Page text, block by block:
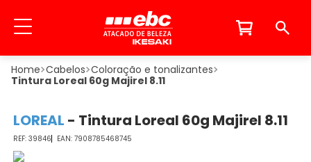
Cabelos Coloração e tonalizantes
Tintura Loreal 60g Majirel 8.11
LOREAL - Tintura Loreal 60g Majirel 8.11
39846 7908785468745